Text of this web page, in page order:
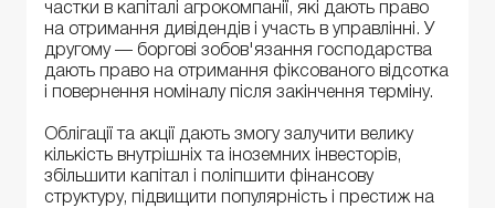
частки в капіталі агрокомпанії, які дають право
на отримання дивідендів і участь в управлінні. У
другому — боргові зобов'язання господарства
дають право на отримання фіксованого відсотка
і повернення номіналу після закінчення терміну.
Облігації та акції дають змогу залучити велику
кількість внутрішніх та іноземних інвесторів,
збільшити капітал і поліпшити фінансову
структуру, підвищити популярність і престиж на